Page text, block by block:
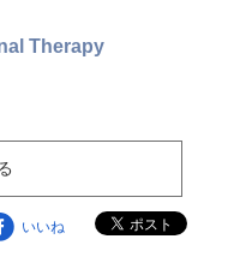
Therapy
いいね